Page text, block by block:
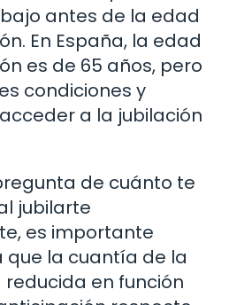
antes de la edad
En España, la edad
es de 65 años, pero
condiciones y
a la jubilación
de cuánto te
jubilarte
es importante
que la cuantía de la
reducida en función